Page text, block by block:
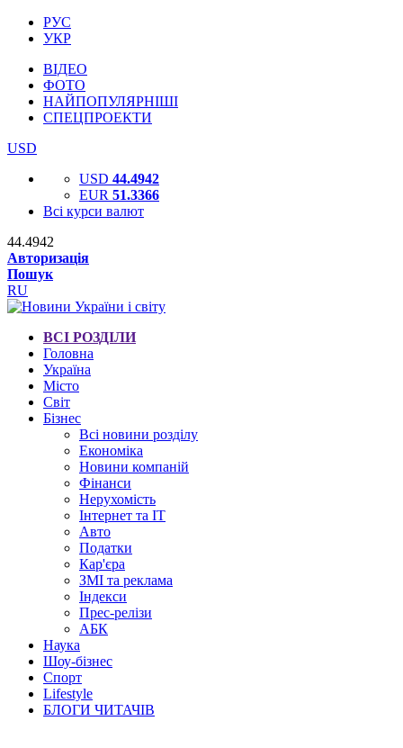
РУС
УКР
ВІДЕО
ФОТО
НАЙПОПУЛЯРНІШІ
СПЕЦПРОЕКТИ
USD
USD 44.4942
EUR 51.3366
Всі курси валют
44.4942
Авторизація
Пошук
RU
ВСІ РОЗДІЛИ
Головна
Україна
Місто
Світ
Бізнес
Всі новини розділу
Економіка
Новини компаній
Фінанси
Нерухомість
Інтернет та IT
Авто
Податки
Кар'єра
ЗМІ та реклама
Індекси
Прес-релізи
АБК
Наука
Шоу-бізнес
Спорт
Lifestyle
БЛОГИ ЧИТАЧІВ